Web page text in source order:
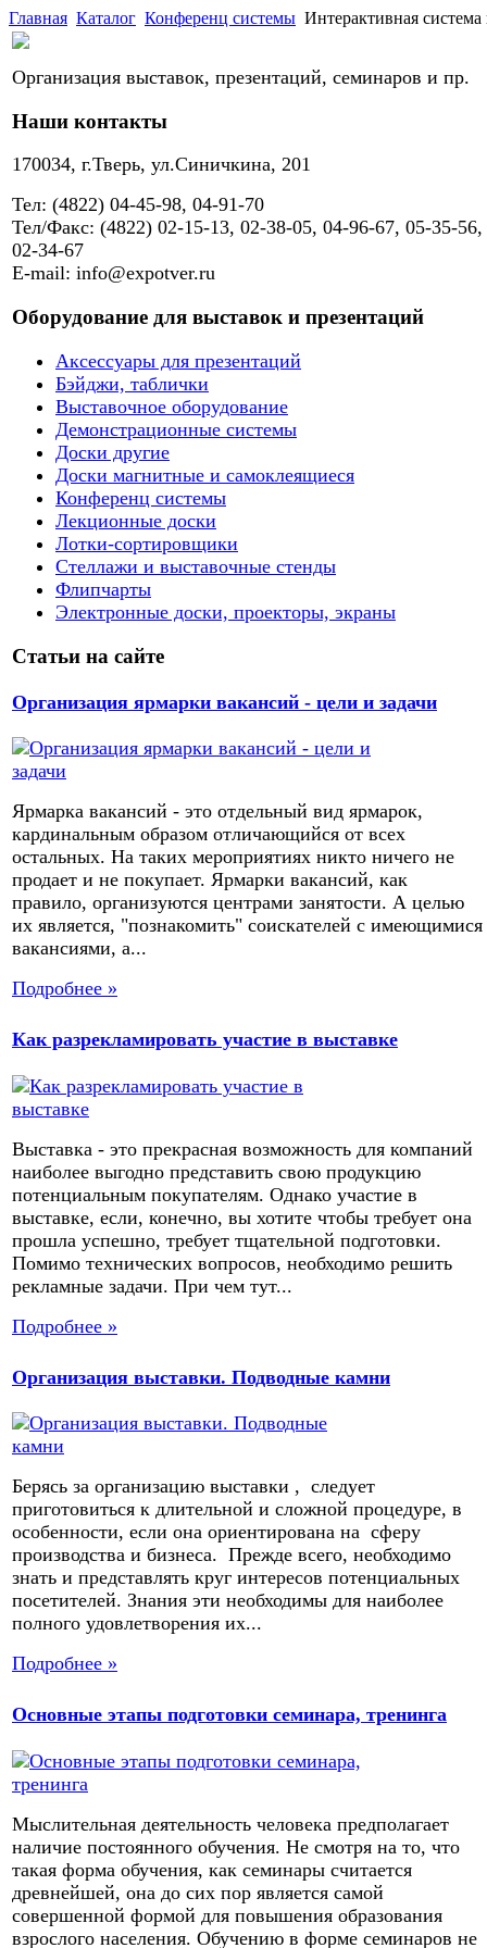
Главная Каталог Конференц системы Интерактивная
Организация выставок, презентаций, семинаров и пр.
Наши контакты
170034, г.Тверь, ул.Синичкина, 201
Тел: (4822) 04-45-98, 04-91-70
Тел/Факс: (4822) 02-15-13, 02-38-05, 04-96-67, 05-35-56,
02-34-67
E-mail: info@expotver.ru
Оборудование для выставок и презентаций
Аксессуары для презентаций
Бэйджи, таблички
Выставочное оборудование
Демонстрационные системы
Доски другие
Доски магнитные и самоклеящиеся
Конференц системы
Лекционные доски
Лотки-сортировщики
Стеллажи и выставочные стенды
Флипчарты
Электронные доски, проекторы, экраны
Статьи на сайте
Организация ярмарки вакансий - цели и задачи
Ярмарка вакансий - это отдельный вид ярмарок,
кардинальным образом отличающийся от всех
остальных. На таких мероприятиях никто ничего не
продает и не покупает. Ярмарки вакансий, как
правило, организуются центрами занятости. А целью
их является, "познакомить" соискателей с имеющимися
вакансиями, а...
Подробнее »
Как разрекламировать участие в выставке
Выставка - это прекрасная возможность для компаний
наиболее выгодно представить свою продукцию
потенциальным покупателям. Однако участие в
выставке, если, конечно, вы хотите чтобы требует она
прошла успешно, требует тщательной подготовки.
Помимо технических вопросов, необходимо решить
рекламные задачи. При чем тут...
Подробнее »
Организация выставки. Подводные камни
Берясь за организацию выставки , следует
приготовиться к длительной и сложной процедуре, в
особенности, если она ориентирована на сферу
производства и бизнеса. Прежде всего, необходимо
знать и представлять круг интересов потенциальных
посетителей. Знания эти необходимы для наиболее
полного удовлетворения их...
Подробнее »
Основные этапы подготовки семинара, тренинга
Мыслительная деятельность человека предполагает
наличие постоянного обучения. Не смотря на то, что
такая форма обучения, как семинары считается
древнейшей, она до сих пор является самой
совершенной формой для повышения образования
взрослого населения. Обучению в форме семинаров не